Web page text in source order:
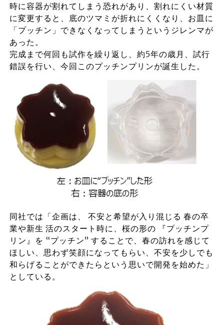
時に容器が割れてしまう恐れがあり、割れにくい材質
に変更すると、底のツマミが折れにくくなり、お皿に
「プッチン」できなくなってしまうというジレンマが
あった。
完成まで何回も試作を繰り返し、約5年の歳月、試行
錯誤を行い、今回このプッチンプリンが誕生した。
同社では「企画は、 不安と希望が入り混じる 春の卒
業や新生 活のスタート時に、桜の形の 『プッチンプ
リン』を “プッチン” することで、春の訪れを感じて
ほしい、思わず笑顔になってもらい、不安を少しでも
和らげることができたらという思いで開発を始めた」
としている。